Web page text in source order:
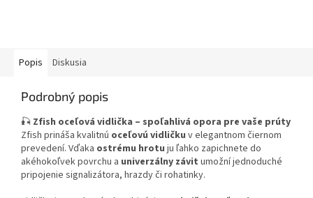
Popis Diskusia
Podrobný popis
🎣 Zfish oceľová vidlička – spoľahlivá opora pre vaše prúty
Zfish prináša kvalitnú oceľovú vidličku v elegantnom čiernom
prevedení. Vďaka ostrému hrotu ju ľahko zapichnete do
akéhokoľvek povrchu a univerzálny závit umožní jednoduché
pripojenie signalizátora, hrazdy či rohatinky.